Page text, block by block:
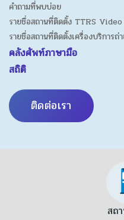
คำถามที่พบบ่อย
รายชื่อสถานที่ติดตั้ง TTRS
รายชื่อสถานที่ติดตั้งเครื่องบริการ
คลังศัพท์ภาษามือ
สถิติ
ติดต่อเรา
สถ